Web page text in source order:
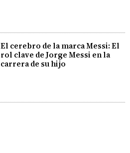
El cerebro de la marca Messi: El
rol clave de Jorge Messi en la
carrera de su hijo